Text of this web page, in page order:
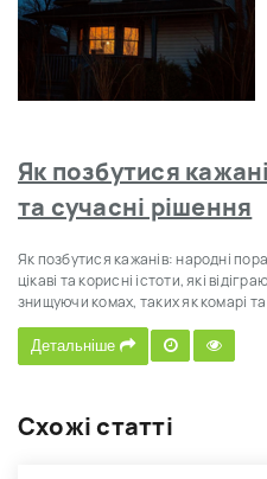
Як позбутися
та сучасні рішення
Як позбутися кажанів: народні
цікаві та корисні істоти, які
знищуючи комах, таких як комарі
Детальніше
Схожі статті